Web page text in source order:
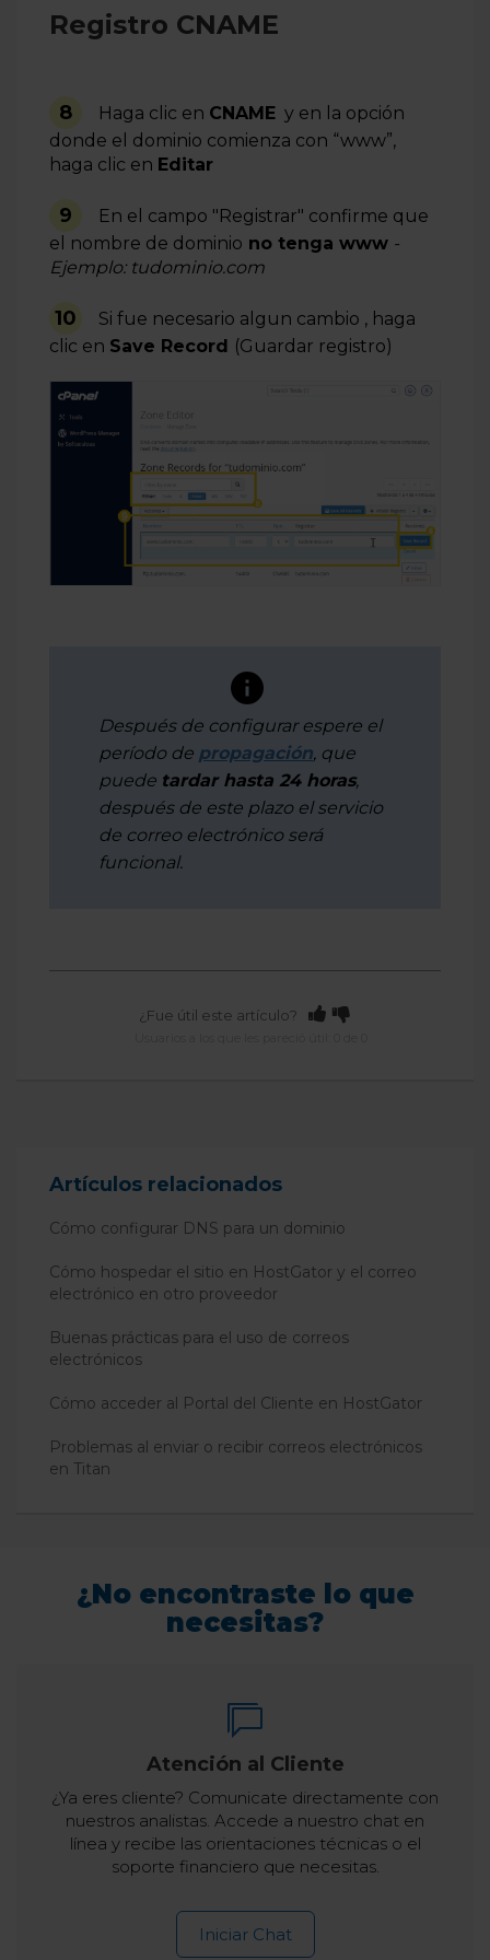
Registro CNAME
8 Haga clic en CNAME y en la opción
donde el dominio comienza con “www”,
haga clic en Editar
9
En el campo "Registrar" confirme que
el nombre de dominio no tenga www -
Ejemplo: tudominio.com
10
Si fue necesario algun cambio , haga
clic en Save Record (Guardar registro)
Después de configurar espere el
período de propagación, que
puede tardar hasta 24 horas,
después de este plazo el servicio
de correo electrónico será
funcional.
¿Fue útil este artículo?
Artículos relacionados
Cómo configurar DNS para un dominio
Cómo hospedar el sitio en HostGator y el correo
electrónico en otro proveedor
Buenas prácticas para el uso de correos
electrónicos
Cómo acceder al Portal del Cliente en HostGator
Problemas al enviar o recibir correos electrónicos
en Titan
¿No encontraste lo que
necesitas?
Atención al Cliente
¿Ya eres cliente? Comunicate directamente con
nuestros analistas. Accede a nuestro chat en
línea y recibe las orientaciones técnicas o el
soporte financiero que necesitas.
Iniciar Chat